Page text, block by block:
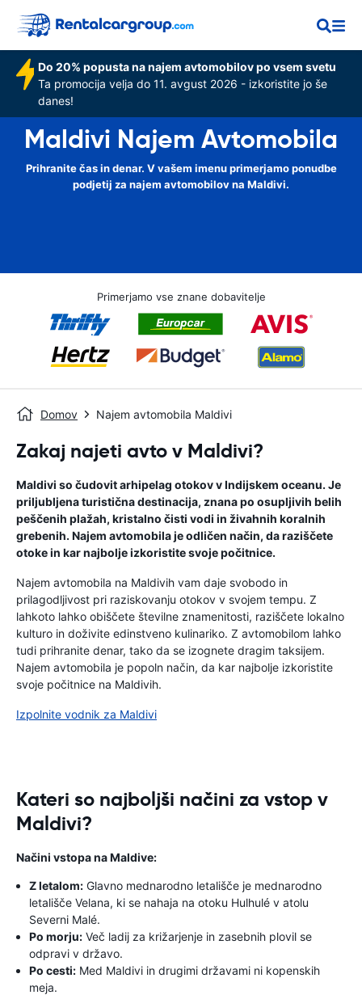
Do 20% popusta na najem avtomobilov po vsem svetu
Ta promocija velja do 11. avgust 2026 - izkoristite jo še
danes!
Maldivi Najem Avtomobila
Prihranite čas in denar. V vašem imenu primerjamo ponudbe
podjetij za najem avtomobilov na Maldivi.
Primerjamo vse znane dobavitelje
Domov Najem avtomobila Maldivi
Zakaj najeti avto v Maldivi?
Maldivi so čudovit arhipelag otokov v Indijskem oceanu. Je
priljubljena turistična destinacija, znana po osupljivih belih
peščenih plažah, kristalno čisti vodi in živahnih koralnih
grebenih. Najem avtomobila je odličen način, da raziščete
otoke in kar najbolje izkoristite svoje počitnice.
Najem avtomobila na Maldivih vam daje svobodo in
prilagodljivost pri raziskovanju otokov v svojem tempu. Z
lahkoto lahko obiščete številne znamenitosti, raziščete lokalno
kulturo in doživite edinstveno kulinariko. Z avtomobilom lahko
tudi prihranite denar, tako da se izognete dragim taksijem.
Najem avtomobila je popoln način, da kar najbolje izkoristite
svoje počitnice na Maldivih.
Izpolnite vodnik za Maldivi
Kateri so najboljši načini za vstop v
Maldivi?
Načini vstopa na Maldive:
Z letalom: Glavno mednarodno letališče je mednarodno
letališče Velana, ki se nahaja na otoku Hulhulé v atolu
Severni Malé.
Po morju: Več ladij za križarjenje in zasebnih plovil se
odpravi v državo.
Po cesti: Med Maldivi in ​​drugimi državami ni kopenskih
meja.